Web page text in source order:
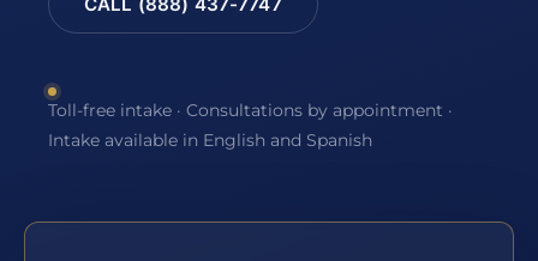
Toll-free intake · Consultations by appointment ·
Intake available in English and Spanish